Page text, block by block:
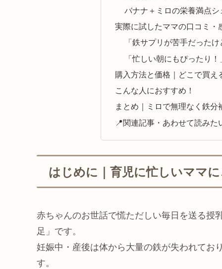
バナナ＋ミロの栄養満点シ
実際に試したママの口コミ・
「鉄サプリが苦手だった
「忙しい朝にもぴったり！
購入方法と価格｜どこで買え
こんな人におすすめ！
まとめ｜ミロで無理なく鉄分
📍関連記事・あわせて読みた
はじめに｜育児に忙しいママ
赤ちゃんのお世話で慌ただしい毎日を送る授
足」です。
妊娠中・産後は体から大量の鉄が失われてお
す。